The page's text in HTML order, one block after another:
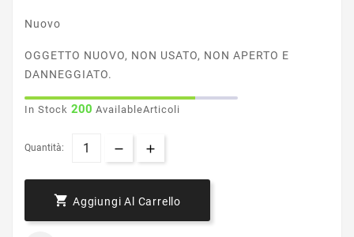
Nuovo
OGGETTO NUOVO, NON USATO, NON APERTO E
DANNEGGIATO.
In Stock 200 AvailableArticoli
Quantità:
 Aggiungi Al Carrello